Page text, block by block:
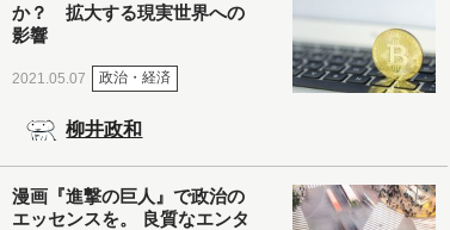
か？ 拡大する現実世界への
影響
2021.05.07 政治・経済
柳井政和
漫画『進撃の巨人』で政治の
エッセンスを。 良質なエンタ